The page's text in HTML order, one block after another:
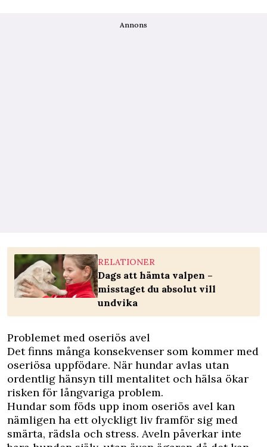
Annons
RELATIONER
Dags att hämta valpen –
misstaget du absolut vill
undvika
Problemet med oseriös avel
Det finns många konsekvenser som kommer med
oseriösa uppfödare. När hundar avlas utan
ordentlig hänsyn till mentalitet och hälsa ökar
risken för långvariga problem.
Hundar som föds upp inom oseriös avel kan
nämligen ha ett olyckligt liv framför sig med
smärta, rädsla och stress. Aveln påverkar inte